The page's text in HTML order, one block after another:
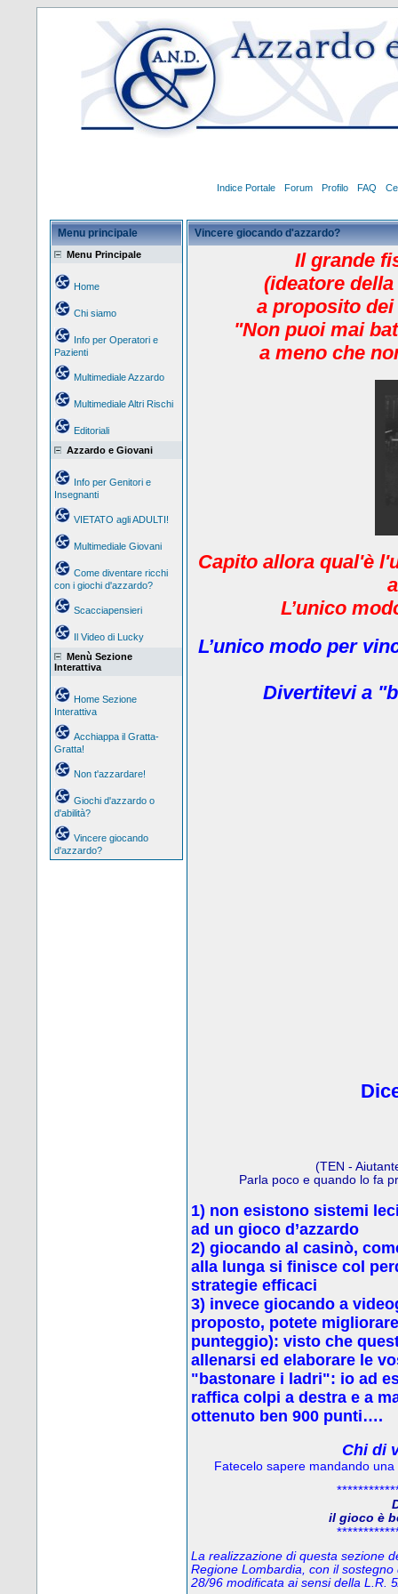
Indice Portale Forum Profilo FAQ
Menu principale
Menu Principale
Home
Chi siamo
Info per Operatori e
Pazienti
Multimediale Azzardo
Multimediale Altri Rischi
Editoriali
Azzardo e Giovani
Info per Genitori e
Insegnanti
VIETATO agli ADULTI!
Multimediale Giovani
Come diventare ricchi
con i giochi d'azzardo?
Scacciapensieri
Il Video di Lucky
Menù Sezione
Interattiva
Home Sezione
Interattiva
Acchiappa il Gratta-
Gratta!
Non t'azzardare!
Giochi d'azzardo o
d'abilità?
Vincere giocando
d'azzardo?
Vincere giocando d'azzardo?
Il grande
(ideatore
a proposito
"Non puoi mai
a meno che
Capito allora qual'è
L’unico
L’unico modo per
Divertitevi a
(TEN -
Parla poco e quando lo fa
1) non esistono sistemi
ad un gioco d’azzardo
2) giocando al casinò,
alla lunga si finisce col
strategie efficaci
3) invece giocando a
proposto, potete
punteggio): visto che
allenarsi ed elaborare le
"bastonare i ladri": io ad
raffica colpi a destra e a
ottenuto ben 900 punti….
Chi di
Fatecelo sapere mandando
il gioco è
La realizzazione di questa sezione
Regione Lombardia, con il
28/96 modificata ai sensi della L.R.